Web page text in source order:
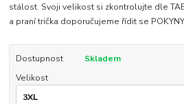
stálost. Svoji velikost si zkontrolujte dle
a praní trička doporučujeme řídit se
Dostupnost
Skladem
Velikost